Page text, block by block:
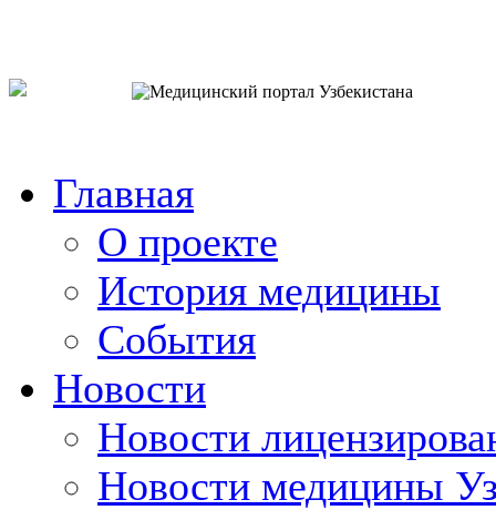
Главная
О проекте
История медицины
События
Новости
Новости
Новости медицины